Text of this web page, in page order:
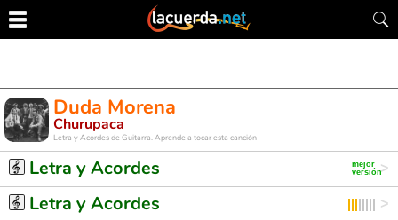
Duda Morena
Churupaca
Letra y Acordes de Guitarra. Aprende a tocar esta canción
Letra y Acordes
Letra y Acordes